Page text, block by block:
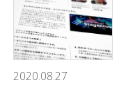
2020.08.27